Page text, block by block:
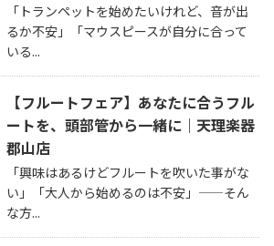
「トランペットを始めたいけれど、音が出
るか不安」「マウスピースが自分に合って
いる...
【フルートフェア】あなたに合うフル
ートを、頭部管から一緒に｜天理楽器
郡山店
「興味はあるけどフルートを吹いた事がな
い」「大人から始めるのは不安」——そん
な方...